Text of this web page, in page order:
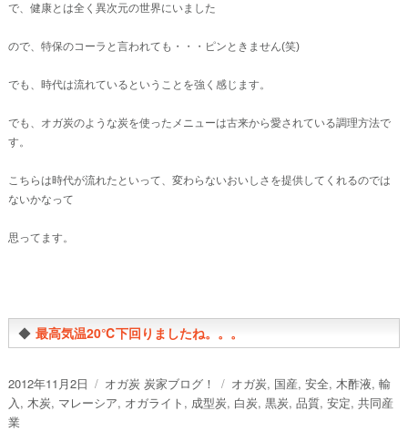
で、健康とは全く異次元の世界にいました
ので、特保のコーラと言われても・・・ピンときません(笑)
でも、時代は流れているということを強く感じます。
でも、オガ炭のような炭を使ったメニューは古来から愛されている調理方法で
す。
こちらは時代が流れたといって、変わらないおいしさを提供してくれるのでは
ないかなって
思ってます。
◆ 最高気温20℃下回りましたね。。。
投
稿
日:
2012年11月2日
カ
テ
オガ炭 炭家ブログ！
タ
グ
オガ炭, 国産, 安全, 木酢液, 輸
入, 木炭, マレーシア, オガライト , 成型炭, 白炭, 黒炭, 品質, 安定, 共同産
業